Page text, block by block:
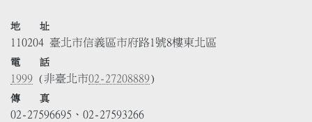
地 址
110204 臺北市信義區市府路1號8樓東北區
電 話
1999 (非臺北市02-27208889)
傳 真
02-27596695、02-27593266